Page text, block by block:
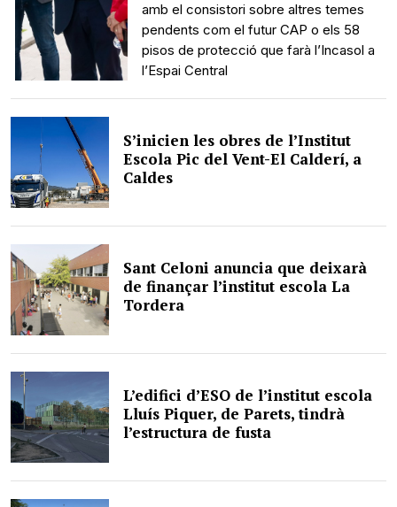
amb el consistori sobre altres temes
pendents com el futur CAP o els 58
pisos de protecció que farà l’Incasol a
l’Espai Central
S’inicien les obres de l’Institut
Escola Pic del Vent-El Calderí, a
Caldes
Sant Celoni anuncia que deixarà
de finançar l’institut escola La
Tordera
L’edifici d’ESO de l’institut escola
Lluís Piquer, de Parets, tindrà
l’estructura de fusta